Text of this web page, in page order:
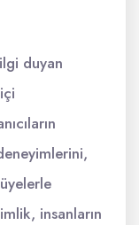
duyan
insanların